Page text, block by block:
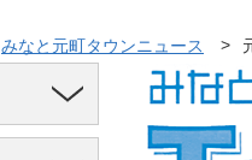
みなと元町タウンニュース